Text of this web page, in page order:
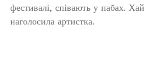
фестивалі, співають у пабах.
наголосила артистка.